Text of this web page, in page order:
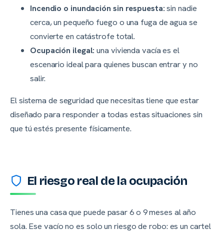
Incendio o inundación sin respuesta:sin nadie
cerca, un pequeño fuego o una fuga de agua se
convierte en catástrofe total.
Ocupación ilegal: una vivienda vacía es el
escenario ideal para quienes buscan entrar y no
salir.
El sistema de seguridad que necesitas tiene que estar
diseñado para responder a todas estas situaciones sin
que tú estés presente físicamente.
El riesgo real de la ocupación
Tienes una casa que puede pasar 6 o 9 meses al año
sola. Ese vacío no es solo un riesgo de robo: es un cartel